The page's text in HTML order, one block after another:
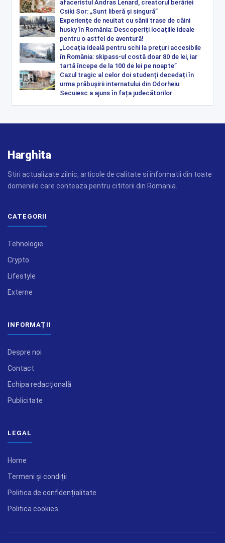
afaceristul Andras Lenard, creatorul berăriei
Csiki Sor: „Sunt liberă și singură”
Experiențe de neuitat cu sănii trase de câini
husky în România: Descoperiți locațiile ideale
pentru o astfel de aventură!
„Locația ideală pentru schi la prețuri accesibile
în România: skipass-ul costă doar 80 de lei, iar
tartă începe de la 100 de lei pe noapte”
Cazul tragic al celor doi studenți decedați în
urma prăbușirii internatului din Odorheiu
Secuiesc a ajuns în fața judecătorilor
Harghita
Stiri actualizate zilnic, articole de calitate si informatii din toate
domeniile care conteaza pentru cititorii din Romania.
CATEGORII
Tehnologie
Crypto
Lifestyle
Externe
INFORMAȚII
Despre noi
Contact
Echipa redacțională
Publicitate
LEGAL
Home
Termeni și condiții
Politica de confidențialitate
Politica cookies